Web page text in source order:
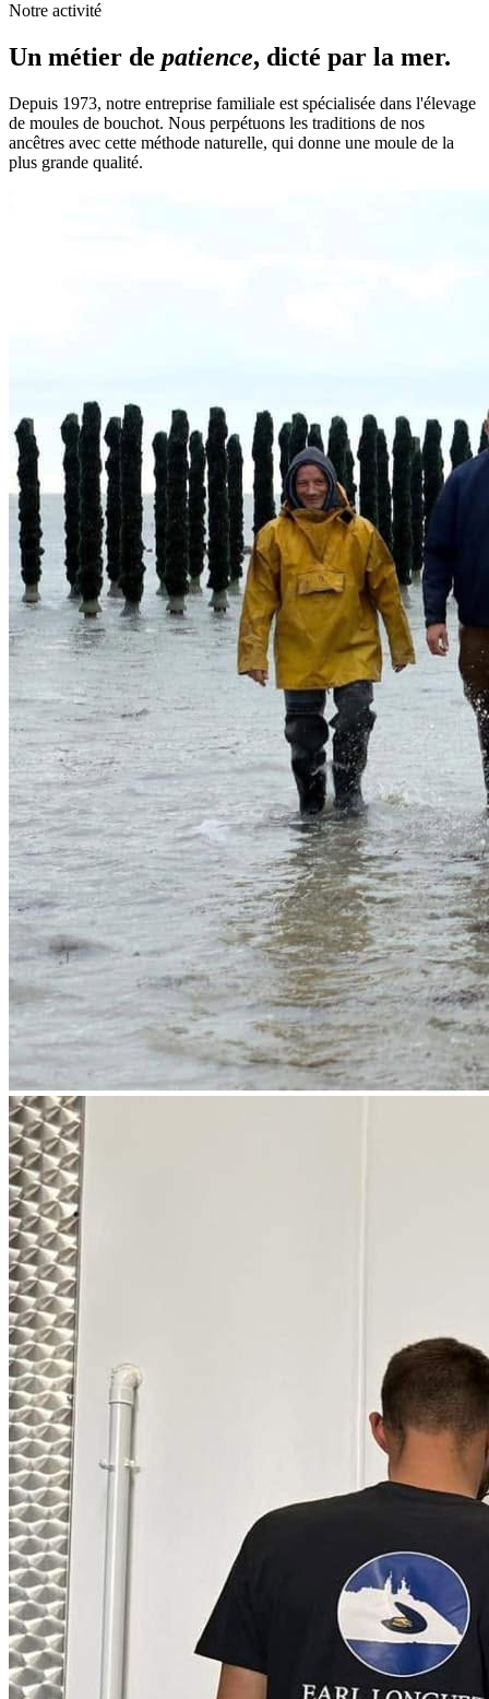
Notre activité
Un métier de patience, dicté par la mer.
Depuis 1973, notre entreprise familiale est spécialisée dans l'élevage
de moules de bouchot. Nous perpétuons les traditions de nos
ancêtres avec cette méthode naturelle, qui donne une moule de la
plus grande qualité.